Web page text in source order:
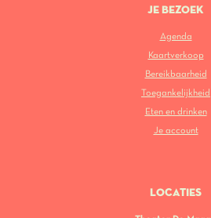
JE BEZOEK
Agenda
Kaartverkoop
Bereikbaarheid
Toegankelijkheid
Eten en drinken
Je account
LOCATIES